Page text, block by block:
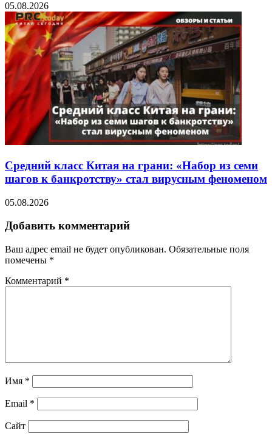
05.08.2026
Средний класс Китая на грани: «Набор из семи
шагов к банкротству» стал вирусным феноменом
05.08.2026
Добавить комментарий
Ваш адрес email не будет опубликован. Обязательные поля
помечены *
Комментарий *
Имя *
Email *
Сайт